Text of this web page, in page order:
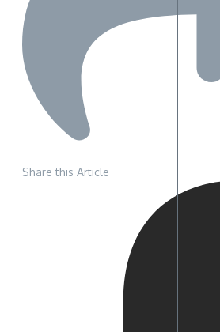
Share this Article